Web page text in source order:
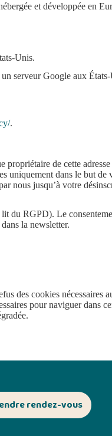
et développée en
Unis.
serveur Google aux
.
propriétaire de cette
uniquement dans le but de
nous jusqu’à votre
du RGPD). Le
la newsletter.
des cookies nécessaires
pour naviguer dans
rendez-vous